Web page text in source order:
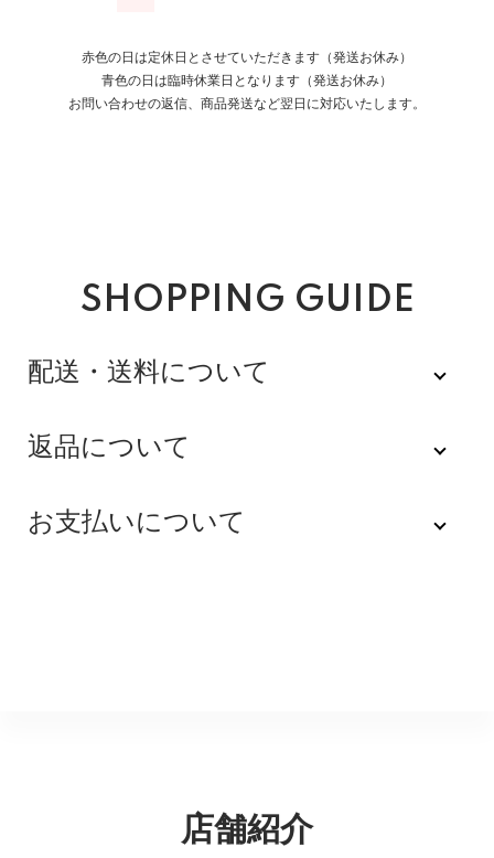
赤色の日は定休日とさせていただきます（発送お休み）
青色の日は臨時休業日となります（発送お休み）
お問い合わせの返信、商品発送など翌日に対応いたします。
SHOPPING GUIDE
配送・送料について
佐川急便
全品送料無料にてお届けいたします。
※配達時間を指定できない地域（郡部以下は時間指定不
配送・送料の詳細はこちら
返品について
不良品
不良品に該当する場合は当方で負担いたします。返送希
お支払いについて
店舗紹介